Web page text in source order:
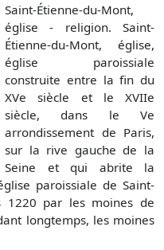
Saint-Étienne-du-Mont,
église - religion. Saint-
Étienne-du-Mont, église,
église paroissiale
construite entre la fin du
XVe siècle et le XVIIe
siècle, dans le Ve
arrondissement de Paris,
sur la rive gauche de la
Seine et qui abrite la
paroissiale de Saint-
1220 par les moines de
longtemps, les moines